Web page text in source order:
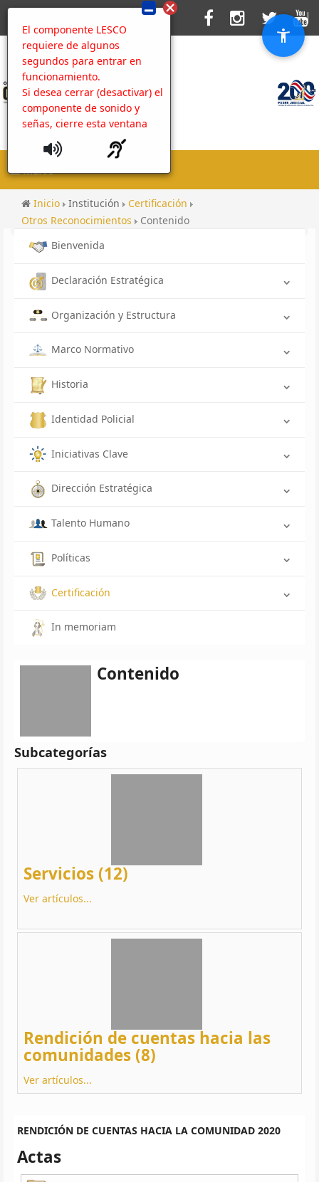
El componente LESCO
requiere de algunos
segundos para entrar en
funcionamiento.
Si desea cerrar (desactivar) el
componente de sonido y
señas, cierre esta ventana
MENU
Inicio Institución
Certificación
Otros Reconocimientos
Contenido
Bienvenida
Declaración Estratégica
Organización y Estructura
Marco Normativo
Historia
Identidad Policial
Iniciativas Clave
Dirección Estratégica
Talento Humano
Políticas
Certificación
In memoriam
Contenido
Subcategorías
Servicios (12)
Ver artículos...
Rendición de cuentas hacia las
comunidades (8)
Ver artículos...
RENDICIÓN DE CUENTAS HACIA LA COMUNIDAD 2020
Actas